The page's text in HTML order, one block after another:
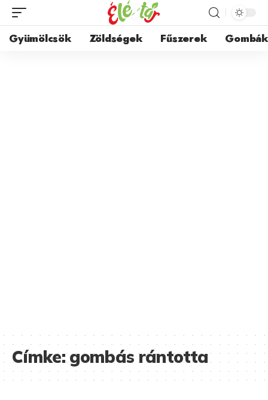
Gyümölcsök Zöldségek Fűszerek Gombák
Címke:gombás rántotta